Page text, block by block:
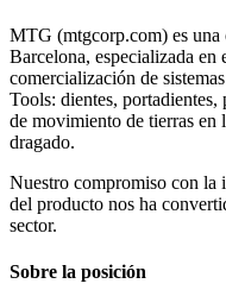
MTG (mtgcorp.com) es una
Barcelona, especializada
comercialización de
Tools: dientes,
de movimiento de tierras en
dragado.
Nuestro compromiso con la
del producto nos ha
sector.
Sobre la posición